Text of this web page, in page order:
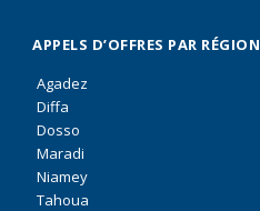
APPELS D’OFFRES PAR RÉGION
Agadez
Diffa
Dosso
Maradi
Niamey
Tahoua